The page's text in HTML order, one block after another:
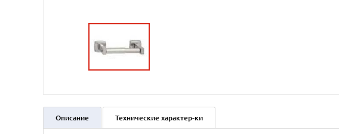
Описание Технические характер-ки